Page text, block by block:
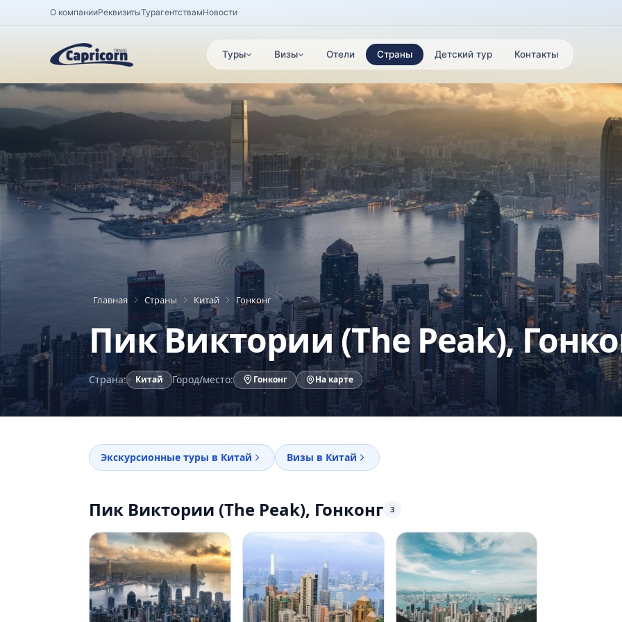
О компанииРеквизитыТурагентствамНовости
Туры Визы Отели Страны Детский тур Контакты
Главная Страны Китай Гонконг
Пик Виктории (The Peak),
Страна: Китай Город/место: Гонконг На карте
Экскурсионные туры в Китай Визы в Китай
Пик Виктории (The Peak), Гонконг 3